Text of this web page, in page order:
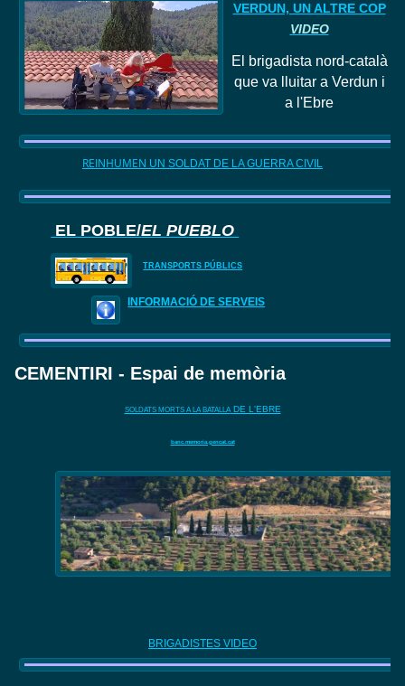
VERDUN, UN ALTRE COP
VIDEO
El brigadista nord-català
que va lluitar a Verdun i
a l'Ebre
REINHUMEN UN SOLDAT DE LA GUERRA CIVIL
EL POBLE/EL PUEBLO
TRANSPORTS PÚBLICS
INFORMACIÓ DE SERVEIS
CEMENTIRI - Espai de memòria
SOLDATS MORTS A LA BATALLADE L'EBRE
banc.memoria.gencat.cat
BRIGADISTES VIDEO